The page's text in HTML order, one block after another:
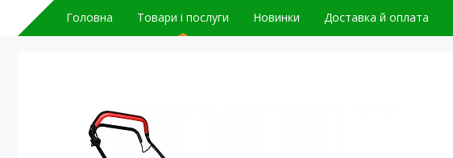
Головна Товари і послуги Новинки Доставка й оплата